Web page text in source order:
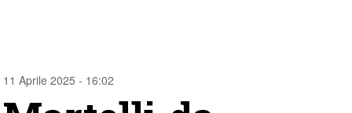
11 Aprile 2025 - 16:02